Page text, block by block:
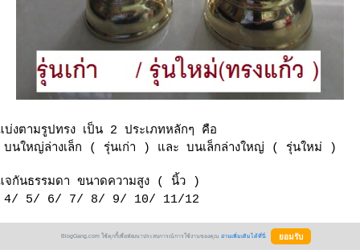
งตามรูปทรง เป็น 2 ประเภทหลักๆ คือ
นใหญ่ล่างเล็ก ( รุ่นเก่า ) และ บนเล็กล่างใหญ่ ( รุ่นใหม่ )
กันธรรมดา ขนาดความสูง ( นิ้ว )
5/ 6/ 7/ 8/ 9/ 10/ 11/12
กันทรงแก้ว ( รุ่นใหม่ ) ขนาดความสูง ( นิ้ว )
BlogGang.com ใช้คุกกี้เพื่อพัฒนาประสบการณ์การใช้งานของคุณ อ่านเพิ่มเติมได้ที่นี่